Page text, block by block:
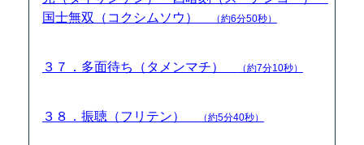
国士無双（コクシムソウ）
（約6分50秒）
３７．多面待ち（タメンマチ） （約7分10秒）
３８．振聴（フリテン） （約5分40秒）